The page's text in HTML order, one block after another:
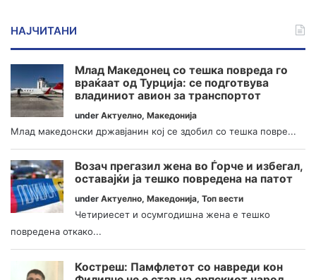
НАЈЧИТАНИ
Млад Македонец со тешка повреда го
враќаат од Турција: се подготвува
владиниот авион за транспортот
under Актуелно, Македонија
Млад македонски државјанин кој се здобил со тешка повре...
Возач прегазил жена во Ѓорче и избегал,
оставајќи ја тешко повредена на патот
under Актуелно, Македонија, Топ вести
Четириесет и осумгодишна жена е тешко
повредена откако...
Костреш: Памфлетот со навреди кон